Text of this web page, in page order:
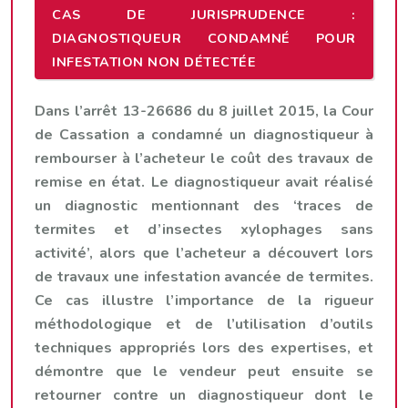
CAS DE JURISPRUDENCE :
DIAGNOSTIQUEUR CONDAMNÉ POUR
INFESTATION NON DÉTECTÉE
Dans l’arrêt 13-26686 du 8 juillet 2015, la Cour
de Cassation a condamné un diagnostiqueur à
rembourser à l’acheteur le coût des travaux de
remise en état. Le diagnostiqueur avait réalisé
un diagnostic mentionnant des ‘traces de
termites et d’insectes xylophages sans
activité’, alors que l’acheteur a découvert lors
de travaux une infestation avancée de termites.
Ce cas illustre l’importance de la rigueur
méthodologique et de l’utilisation d’outils
techniques appropriés lors des expertises, et
démontre que le vendeur peut ensuite se
retourner contre un diagnostiqueur dont le